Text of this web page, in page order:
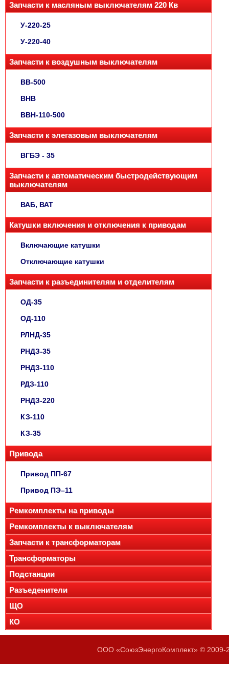
Запчасти к масляным выключателям 220 Кв
У-220-25
У-220-40
Запчасти к воздушным выключателям
ВВ-500
ВНВ
ВВН-110-500
Запчасти к элегазовым выключателям
ВГБЭ - 35
Запчасти к автоматическим быстродействующим
выключателям
ВАБ, ВАТ
Катушки включения и отключения к приводам
Включающие катушки
Отключающие катушки
Запчасти к разъединителям и отделителям
ОД-35
ОД-110
РЛНД-35
РНДЗ-35
РНДЗ-110
РДЗ-110
РНДЗ-220
КЗ-110
КЗ-35
Привода
Привод ПП-67
Привод ПЭ–11
Ремкомплекты на приводы
Ремкомплекты к выключателям
Запчасти к трансформаторам
Трансформаторы
Подстанции
Разъеденители
ЩО
КО
ООО «СоюзЭнергоКомплект» © 2009-